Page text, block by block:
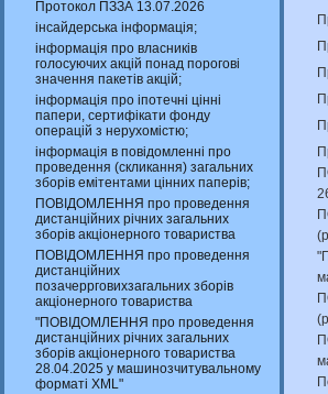
Протокол ПЗЗА 13.07.2026
інсайдерська інформація;
інформація про власників
голосуючих акцій понад порогові
значення пакетів акцій;
інформація про іпотечні цінні
папери, сертифікати фонду
операцій з нерухомістю;
інформація в повідомленні про
проведення (скликання) загальних
зборів емітентами цінних паперів;
ПОВІДОМЛЕННЯ про проведення
дистанційних річних загальних
зборів акціонерного товариства
ПОВІДОМЛЕННЯ про проведення
дистанційних
позачеррговихзагальних зборів
акціонерного товариства
"ПОВІДОМЛЕННЯ про проведення
дистанційних річних загальних
зборів акціонерного товариства
28.04.2025 у машинозчитувальному
форматі XML"